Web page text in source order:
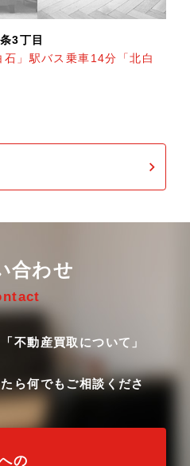
3丁目
」駅バス乗車14分「北白
合わせ
不動産買取について」
ら何でもご相談くださ
の